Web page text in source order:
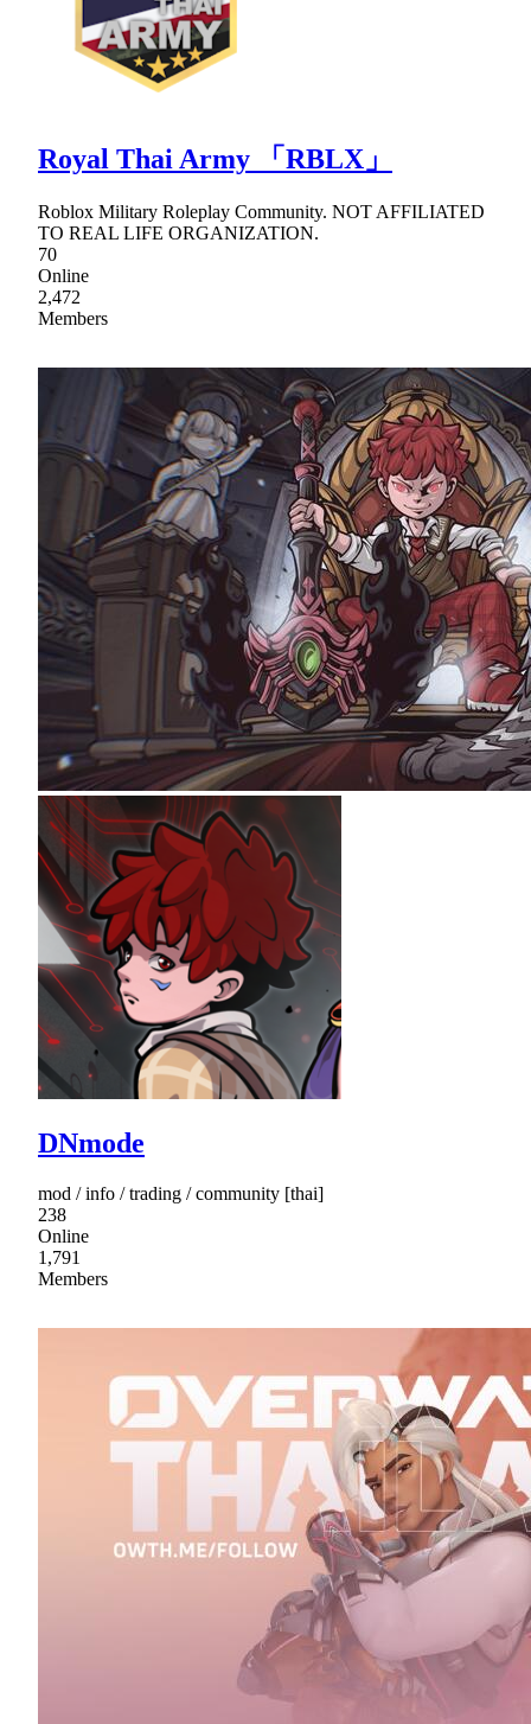
Royal Thai Army 「RBLX」
Roblox Military Roleplay Community. NOT AFFILIATED
TO REAL LIFE ORGANIZATION.
70
Online
2,472
Members
DNmode
mod / info / trading / community [thai]
238
Online
1,791
Members